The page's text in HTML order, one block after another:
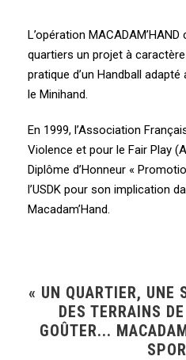
L’opération
quartiers un projet à
pratique d’un Handball
le Minihand.
En 1999, l’Association
Violence et pour le Fair Play
Diplôme d’Honneur «
l’USDK pour son implication
Macadam’Hand.
« UN QUARTIER, UNE
DES TERRAINS
GOÛTER...